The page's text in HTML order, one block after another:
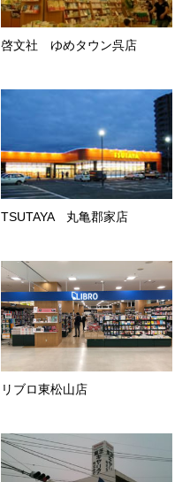
啓文社 ゆめタウン呉店
TSUTAYA 丸亀郡家店
リブロ東松山店